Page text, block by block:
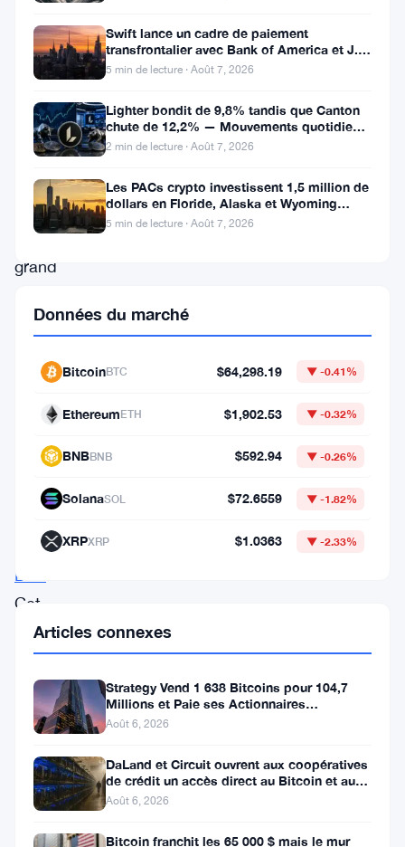
franchi
une
étape
majeure
devenant
plus
grand
Asie,
plus
000
BTC
Cet
accomplissement
met
avant
stratégie
agressive
Swift lance un cadre de paiement
transfrontalier avec Bank of America et J.P.
Morgan dans 25 pays
5 min de lecture · Août 7, 2026
Lighter bondit de 9,8% tandis que Canton
chute de 12,2% — Mouvements quotidiens
du 7 août
2 min de lecture · Août 7, 2026
Les PACs crypto investissent 1,5 million de
dollars en Floride, Alaska et Wyoming
après un revers au Michigan
5 min de lecture · Août 7, 2026
Données du marché
BitcoinBTC $64,298.19 ▼ -0.41%
EthereumETH $1,902.53 ▼ -0.32%
BNBBNB $592.94 ▼ -0.26%
SolanaSOL $72.6559 ▼ -1.82%
XRPXRP $1.0363 ▼ -2.33%
Articles connexes
Strategy Vend 1 638 Bitcoins pour 104,7
Millions et Paie ses Actionnaires
Privilégiés
Août 6, 2026
DaLand et Circuit ouvrent aux coopératives
de crédit un accès direct au Bitcoin et aux
actifs numériques
Août 6, 2026
Bitcoin franchit les 65 000 $ mais le mur